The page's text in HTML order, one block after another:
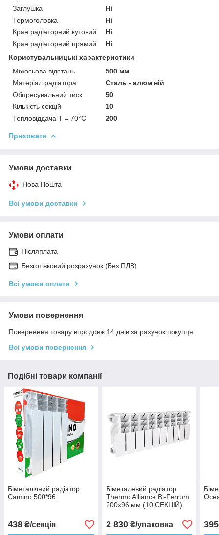
Заглушка
Ні
Термоголовка
Ні
Кран радіаторний кутовий
Ні
Кран радіаторний прямий
Ні
Користувальницькі характеристики
Міжосьова відстань
500 мм
Матеріал радіатора
Сталь - алюміній
Обпресувальний тиск
50
Кількість секцій
10
Тепловіддача T = 70°C
200
Приховати
Умови доставки
Нова Пошта
Всі умови доставки
Умови оплати
Післяплата
Безготівковий розрахунок (Без ПДВ)
Всі умови оплати
Умови повернення
Повернення товару впродовж 14 днів за рахунок покупця
Всі умови повернення
Подібні товари компанії
Біметалічний радіатор
Camino 500*96
438 ₴/секція
Біметалевий радіатор
Thermo Alliance Bi-Ferrum
200х96 мм (10 СЕКЦІЙ)
2 830₴/упаковка 395